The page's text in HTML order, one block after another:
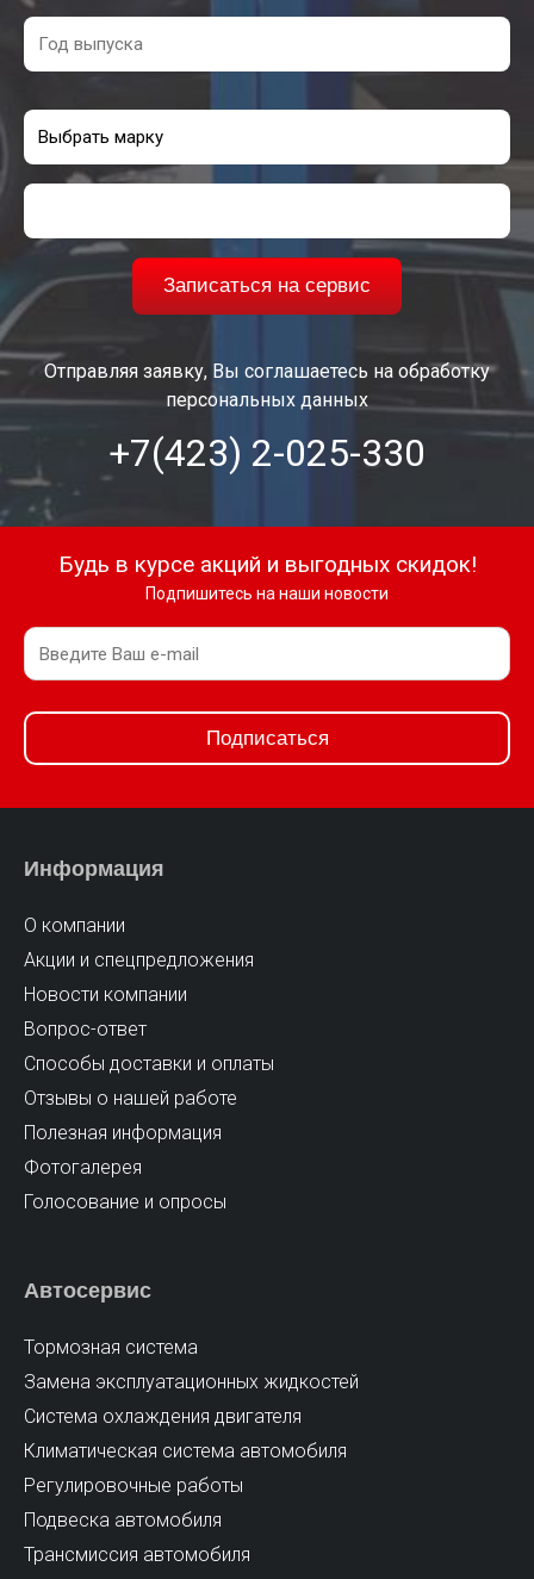
Записаться на сервис
Отправляя заявку, Вы соглашаетесь на обработку
персональных данных
+7(423) 2-025-330
Будь в курсе акций и выгодных скидок!
Подпишитесь на наши новости
Подписаться
Информация
О компании
Акции и спецпредложения
Новости компании
Вопрос-ответ
Способы доставки и оплаты
Отзывы о нашей работе
Полезная информация
Фотогалерея
Голосование и опросы
Автосервис
Тормозная система
Замена эксплуатационных жидкостей
Cистема охлаждения двигателя
Климатическая система автомобиля
Регулировочные работы
Подвеска автомобиля
Трансмиссия автомобиля